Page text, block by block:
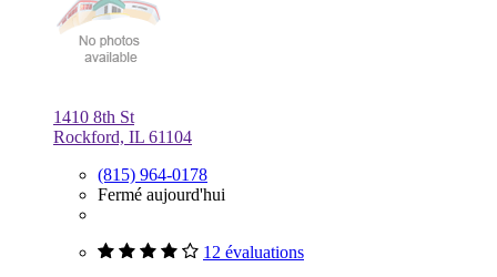
1410 8th St
Rockford, IL 61104
(815) 964-0178
Fermé aujourd'hui
12 évaluations